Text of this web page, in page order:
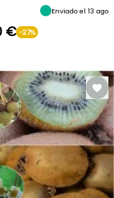
Enviado el 13 ago
€ -27%